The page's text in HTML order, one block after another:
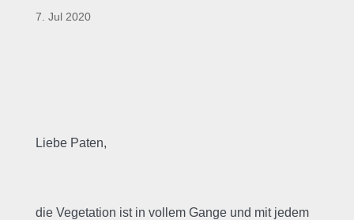
7. Jul 2020
Liebe Paten,
die Vegetation ist in vollem Gange und mit jedem